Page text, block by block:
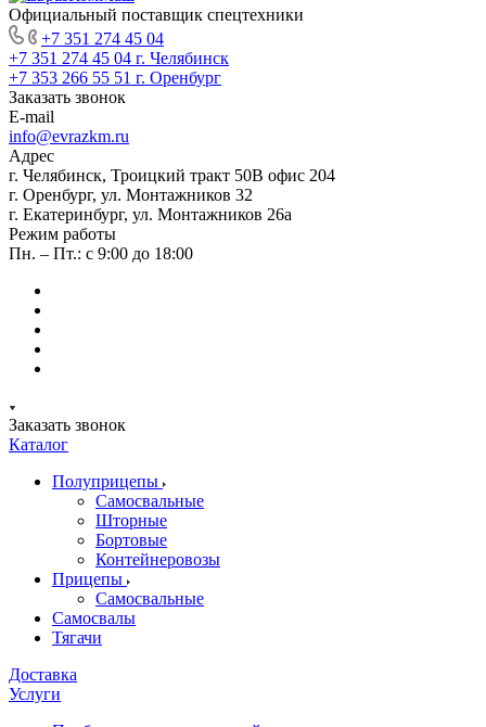
Официальный поставщик спецтехники
+7 351 274 45 04
+7 351 274 45 04 г. Челябинск
+7 353 266 55 51 г. Оренбург
Заказать звонок
E-mail
info@evrazkm.ru
Адрес
г. Челябинск, Троицкий тракт 50В офис 204
г. Оренбург, ул. Монтажников 32
г. Екатеринбург, ул. Монтажников 26а
Режим работы
Пн. – Пт.: с 9:00 до 18:00
Заказать звонок
Каталог
Полуприцепы
Самосвальные
Шторные
Бортовые
Контейнеровозы
Прицепы
Самосвальные
Самосвалы
Тягачи
Доставка
Услуги